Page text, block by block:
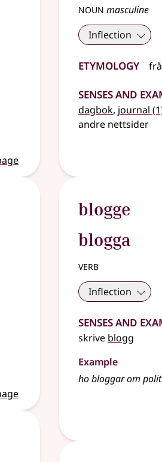
noun masculine
Inflection
Etymology frå
Senses and
dagbok, journal
andre nettsider
blogge
blogga
verb
Inflection
Senses and
skrive blogg
Example
ho bloggar om